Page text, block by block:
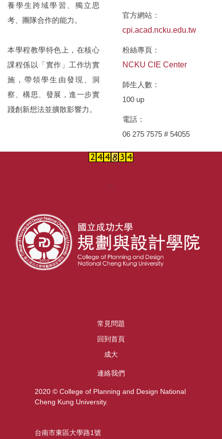
養學生跨域學習、獨立思
考、團隊合作的能力。
本學程教學特色上，在核心
課程係以「實作」工作坊實
施，帶領學生由發現、洞
察、構思、發展，進一步實
踐創新想法並擴散影響力。
官方網站：
cpi.acad.ncku.edu.tw
粉絲專頁：
NCKU CIE Center
師生人數：
100 up
電話：
06 275 7575 # 54055
:::
常見問題
回到首頁
成大
連絡我們
2020 © College of Planning and Design National
Cheng Kung University.
台南市東區大學路1號